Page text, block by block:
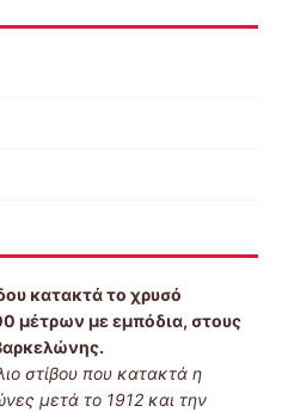
κατακτά το χρυσό
μέτρων με εμπόδια, στους
στίβου που κατακτά η
μετά το 1912 και την